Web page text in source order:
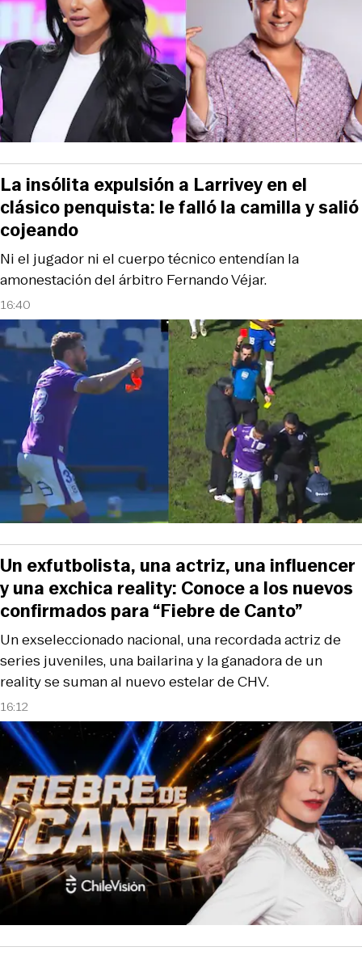
16:40
Ni el jugador ni el cuerpo técnico entendían la
amonestación del árbitro Fernando Véjar.
La insólita expulsión a Larrivey en el
clásico penquista: le falló la camilla y salió
cojeando
16:12
Un exseleccionado nacional, una recordada actriz de
series juveniles, una bailarina y la ganadora de un
reality se suman al nuevo estelar de CHV.
Un exfutbolista, una actriz, una influencer
y una exchica reality: Conoce a los nuevos
confirmados para “Fiebre de Canto”